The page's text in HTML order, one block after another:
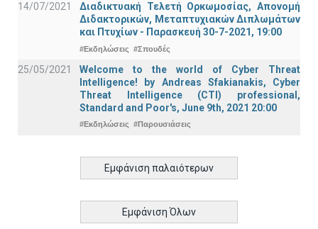
14/07/2021
Διαδικτυακή Τελετή Ορκωμοσίας, Απονομή
Διδακτορικών, Μεταπτυχιακών Διπλωμάτων
και Πτυχίων - Παρασκευή 30-7-2021, 19:00
#Εκδηλώσεις #Σπουδές
25/05/2021
Welcome to the world of Cyber Threat
Intelligence! by Andreas Sfakianakis, Cyber
Threat Intelligence (CTI) professional,
Standard and Poor's, June 9th, 2021 20:00
#Εκδηλώσεις #Παρουσιάσεις
Εμφάνιση παλαιότερων
Εμφάνιση Όλων